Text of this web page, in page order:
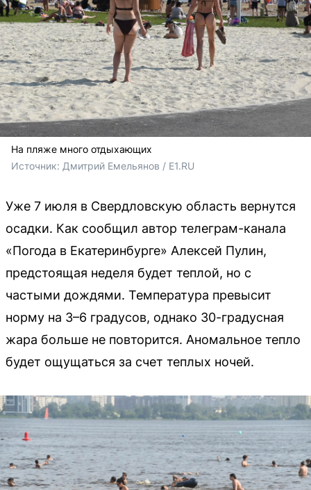
На пляже много отдыхающих
Источник: Дмитрий Емельянов / E1.RU
Уже 7 июля в Свердловскую область вернутся
осадки. Как сообщил автор телеграм-канала
«Погода в Екатеринбурге» Алексей Пулин,
предстоящая неделя будет теплой, но с
частыми дождями. Температура превысит
норму на 3–6 градусов, однако 30-градусная
жара больше не повторится. Аномальное тепло
будет ощущаться за счет теплых ночей.